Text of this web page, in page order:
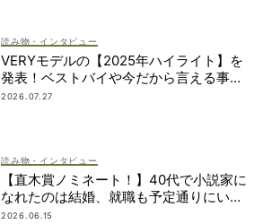
読み物・インタビュー
VERYモデルの【2025年ハイライト】を
発表！ベストバイや今だから言える事件
簿も大公開
2026.07.27
読み物・インタビュー
【直木賞ノミネート！】40代で小説家に
なれたのは結婚、就職も予定通りにいか
なかったから｜朝倉かすみさん
2026.06.15